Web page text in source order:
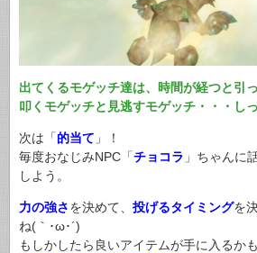
出てくるモゲッチ達は、時間が経つと引
叩くモゲッチと見逃すモゲッチ・・・し
次は「的当て 」！
毎度おなじみNPC「チョコラ 」ちゃんに
しよう。
力の強さを決めて、 投げるタイミングを
ね(｀･ω･´)
もしかしたら良いアイテムが手に入るか